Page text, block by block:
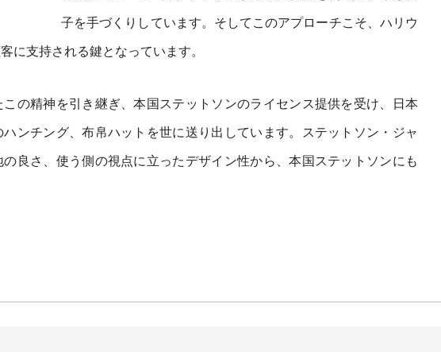
子を手づくりしています。そしてこのアプローチこそ、ハリウ
に支持される鍵となっています。
の精神を引き継ぎ、本国ステットソンのライセンス提供を受け、日本
ンチング、布帛ハットを世に送り出しています。ステットソン・ジャ
良さ、使う側の視点に立ったデザイン性から、本国ステットソンにも